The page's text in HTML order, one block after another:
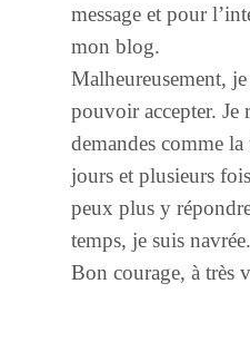
message et pour
mon blog.
Malheureusement,
pouvoir accepter. Je
demandes comme
jours et plusieurs
peux plus y
temps, je suis navrée.
Bon courage, à très